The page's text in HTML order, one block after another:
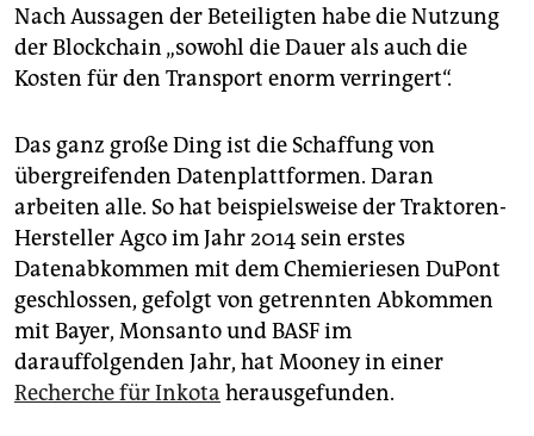
Nach Aussagen der Beteiligten habe die Nutzung
der Blockchain „sowohl die Dauer als auch die
Kosten für den Transport enorm verringert“.
Das ganz große Ding ist die Schaffung von
übergreifenden Datenplattformen. Daran
arbeiten alle. So hat beispielsweise der Traktoren-
Hersteller Agco im Jahr 2014 sein erstes
Datenabkommen mit dem Chemieriesen DuPont
geschlossen, gefolgt von getrennten Abkommen
mit Bayer, Monsanto und BASF im
darauffolgenden Jahr, hat Mooney in einer
Recherche für Inkota herausgefunden.